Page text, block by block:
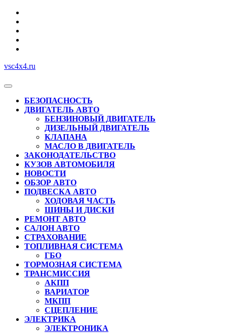
Перейти
содержимому
vsc4x4.ru
Кнопка
ОткрытьБЕЗОПАСНОСТЬ
ДВИГАТЕЛЬ АВТО
БЕНЗИНОВЫЙ ДВИГАТЕЛЬ
ДИЗЕЛЬНЫЙ ДВИГАТЕЛЬ
КЛАПАНА
МАСЛО В ДВИГАТЕЛЬ
ЗАКОНОДАТЕЛЬСТВО
КУЗОВ АВТОМОБИЛЯ
НОВОСТИ
ОБЗОР АВТО
ПОДВЕСКА АВТО
ХОДОВАЯ ЧАСТЬ
ШИНЫ И ДИСКИ
РЕМОНТ АВТО
САЛОН АВТО
СТРАХОВАНИЕ
ТОПЛИВНАЯ СИСТЕМА
ГБО
ТОРМОЗНАЯ СИСТЕМА
ТРАНСМИССИЯ
АКПП
ВАРИАТОР
МКПП
СЦЕПЛЕНИЕ
ЭЛЕКТРИКА
ЭЛЕКТРОНИКА